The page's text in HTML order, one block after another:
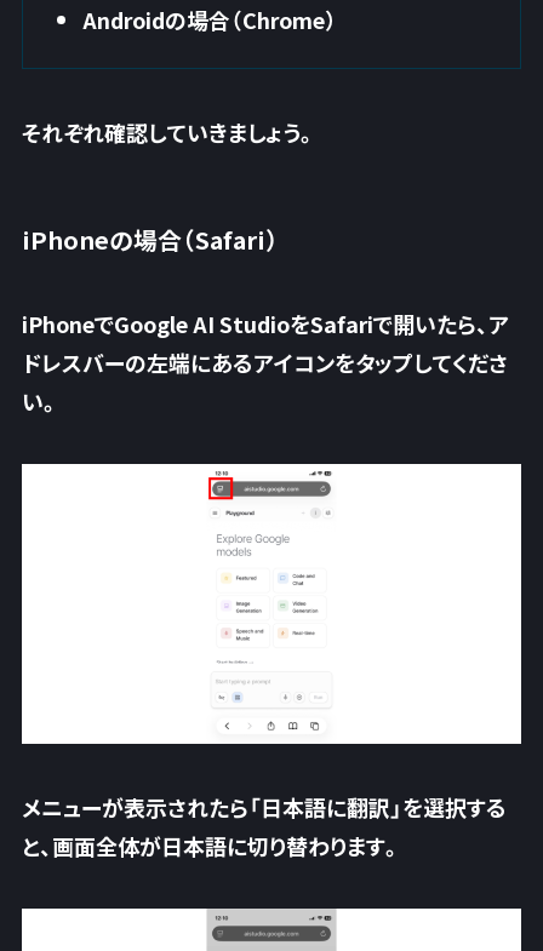
Androidの場合（Chrome）
それぞれ確認していきましょう。
iPhoneの場合（Safari）
iPhoneでGoogle AI StudioをSafariで開いたら、ア
ドレスバーの左端にあるアイコンをタップしてくださ
い。
メニューが表示されたら「日本語に翻訳」を選択する
と、画面全体が日本語に切り替わります。